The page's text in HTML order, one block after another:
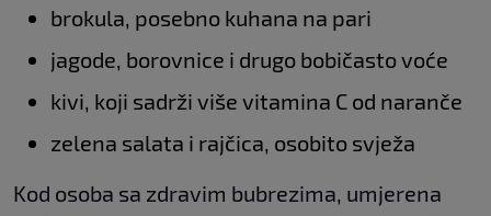
brokula, posebno kuhana na pari
jagode, borovnice i drugo bobičasto voće
kivi, koji sadrži više vitamina C od naranče
zelena salata i rajčica, osobito svježa
Kod osoba sa zdravim bubrezima, umjerena